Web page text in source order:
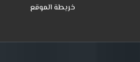
خريطة الموقع